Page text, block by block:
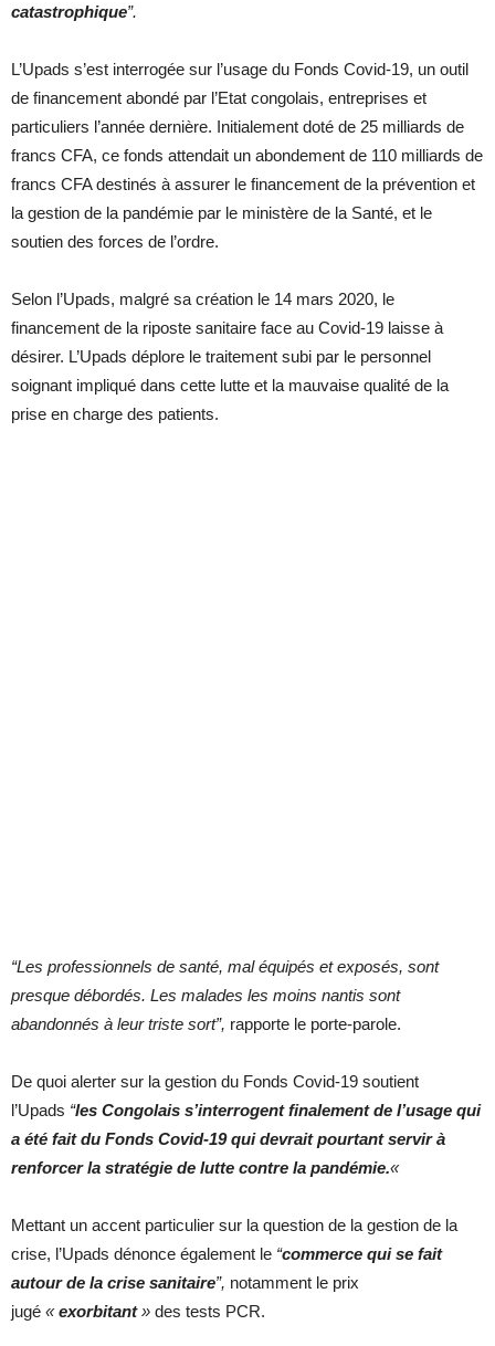
catastrophique”.
L’Upads s’est interrogée sur l’usage du Fonds Covid-19, un outil
de financement abondé par l’Etat congolais, entreprises et
particuliers l’année dernière. Initialement doté de 25 milliards de
francs CFA, ce fonds attendait un abondement de 110 milliards de
francs CFA destinés à assurer le financement de la prévention et
la gestion de la pandémie par le ministère de la Santé, et le
soutien des forces de l’ordre.
Selon l’Upads, malgré sa création le 14 mars 2020, le
financement de la riposte sanitaire face au Covid-19 laisse à
désirer. L’Upads déplore le traitement subi par le personnel
soignant impliqué dans cette lutte et la mauvaise qualité de la
prise en charge des patients.
“Les professionnels de santé, mal équipés et exposés, sont
presque débordés. Les malades les moins nantis sont
abandonnés à leur triste sort”, rapporte le porte-parole.
De quoi alerter sur la gestion du Fonds Covid-19 soutient
l’Upads “les Congolais s’interrogent finalement de l’usage qui
a été fait du Fonds Covid-19 qui devrait pourtant servir à
renforcer la stratégie de lutte contre la pandémie.«
Mettant un accent particulier sur la question de la gestion de la
crise, l’Upads dénonce également le “commerce qui se fait
autour de la crise sanitaire”, notamment le prix
jugé «exorbitant» des tests PCR.